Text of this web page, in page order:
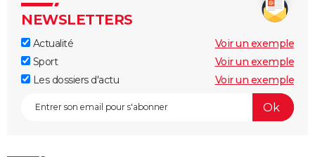
NEWSLETTERS
Actualité
Voir un exemple
Sport
Voir un exemple
Les dossiers d'actu
Voir un exemple